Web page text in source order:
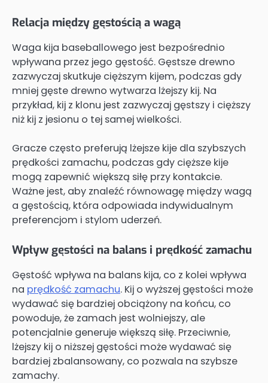
Relacja między gęstością a wagą
Waga kija baseballowego jest bezpośrednio
wpływana przez jego gęstość. Gęstsze drewno
zazwyczaj skutkuje cięższym kijem, podczas gdy
mniej gęste drewno wytwarza lżejszy kij. Na
przykład, kij z klonu jest zazwyczaj gęstszy i cięższy
niż kij z jesionu o tej samej wielkości.
Gracze często preferują lżejsze kije dla szybszych
prędkości zamachu, podczas gdy cięższe kije
mogą zapewnić większą siłę przy kontakcie.
Ważne jest, aby znaleźć równowagę między wagą
a gęstością, która odpowiada indywidualnym
preferencjom i stylom uderzeń.
Wpływ gęstości na balans i prędkość zamachu
Gęstość wpływa na balans kija, co z kolei wpływa
na prędkość zamachu. Kij o wyższej gęstości może
wydawać się bardziej obciążony na końcu, co
powoduje, że zamach jest wolniejszy, ale
potencjalnie generuje większą siłę. Przeciwnie,
lżejszy kij o niższej gęstości może wydawać się
bardziej zbalansowany, co pozwala na szybsze
zamachy.